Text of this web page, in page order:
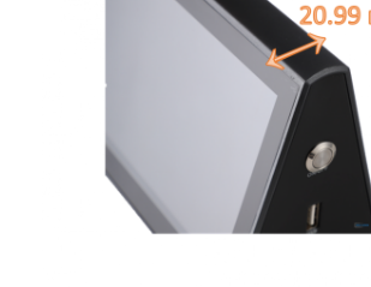
İnteraktif beyaz tahtalar
Konferans sistemi
Lcd Monitör Kaldırma
Monitör açılıyor.